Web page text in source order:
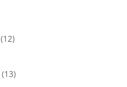
(12)
(13)